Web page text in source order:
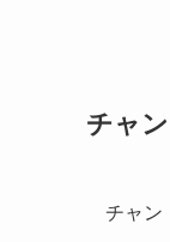
チャ
チャン